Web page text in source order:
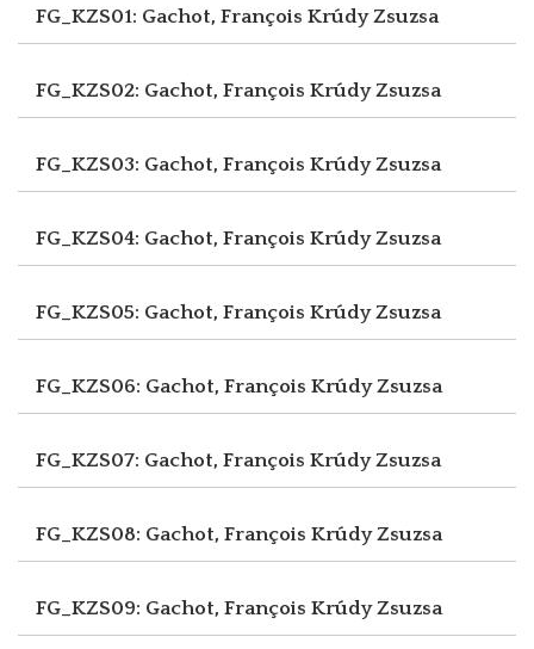
FG_KZS01: Gachot, François Krúdy Zsuzsa
FG_KZS02: Gachot, François Krúdy Zsuzsa
FG_KZS03: Gachot, François Krúdy Zsuzsa
FG_KZS04: Gachot, François Krúdy Zsuzsa
FG_KZS05: Gachot, François Krúdy Zsuzsa
FG_KZS06: Gachot, François Krúdy Zsuzsa
FG_KZS07: Gachot, François Krúdy Zsuzsa
FG_KZS08: Gachot, François Krúdy Zsuzsa
FG_KZS09: Gachot, François Krúdy Zsuzsa